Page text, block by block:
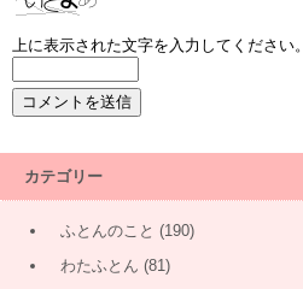
上に表示された文字を入力してください。
カテゴリー
ふとんのこと (190)
わたふとん (81)